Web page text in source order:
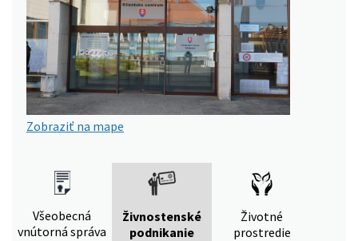
Zobraziť na mape
Všeobecná
vnútorná správa
Živnostenské
podnikanie
Životné
prostredie